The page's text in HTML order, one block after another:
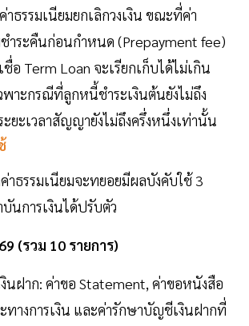
าธรรมเนียมยกเลิกวงเงิน ขณะที่ค่า
ชำระคืนก่อนกำหนด (Prepayment fee)
อ Term Loan จะเรียกเก็บได้ไม่เกิน
พาะกรณีที่ลูกหนี้ชำระเงินต้นยังไม่ถึง
ยะเวลาสัญญายังไม่ถึงครึ่งหนึ่งเท่านั้น
าธรรมเนียมจะทยอยมีผลบังคับใช้ 3
นการเงินได้ปรับตัว
(รวม 10 รายการ)
นฝาก: ค่าขอ Statement, ค่าขอหนังสือ
ทางการเงิน และค่ารักษาบัญชีเงินฝากที่